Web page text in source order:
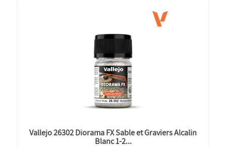
Vallejo 26302 Diorama FX Sable et Graviers Alcalin
Blanc 1-2...